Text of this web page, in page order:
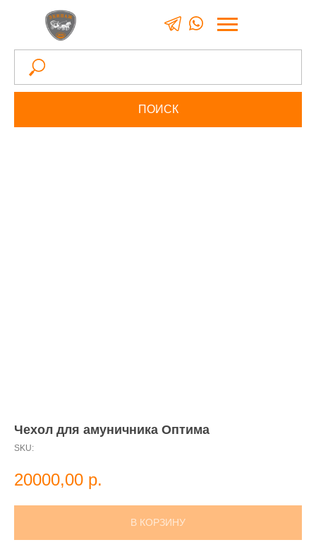
ПОИСК
Чехол для амуничника Оптима
SKU:
20000,00 р.
В КОРЗИНУ